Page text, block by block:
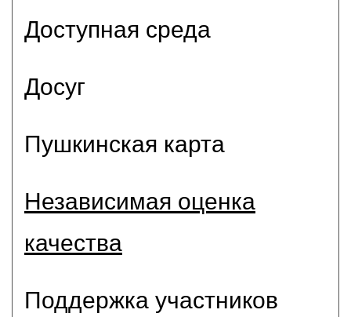
Доступная среда
Досуг
Пушкинская карта
Независимая оценка
качества
Поддержка участников